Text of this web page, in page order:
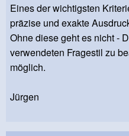
Eines der wichtigsten
präzise und exakte
Ohne diese geht es nicht -
verwendeten Fragestil zu
möglich.
Jürgen